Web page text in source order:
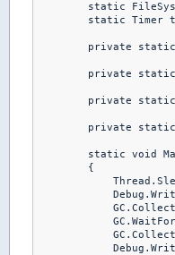
static
static Timer
private
private
private
private
static void
        {